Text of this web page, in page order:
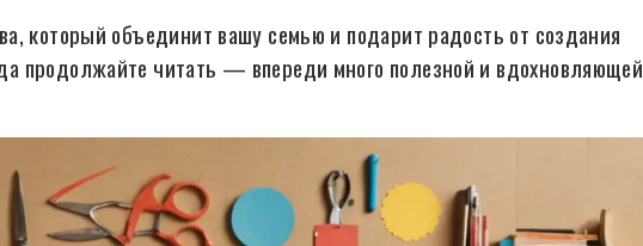
который объединит вашу семью и подарит радость от создания
продолжайте читать — впереди много полезной и вдохновляющей